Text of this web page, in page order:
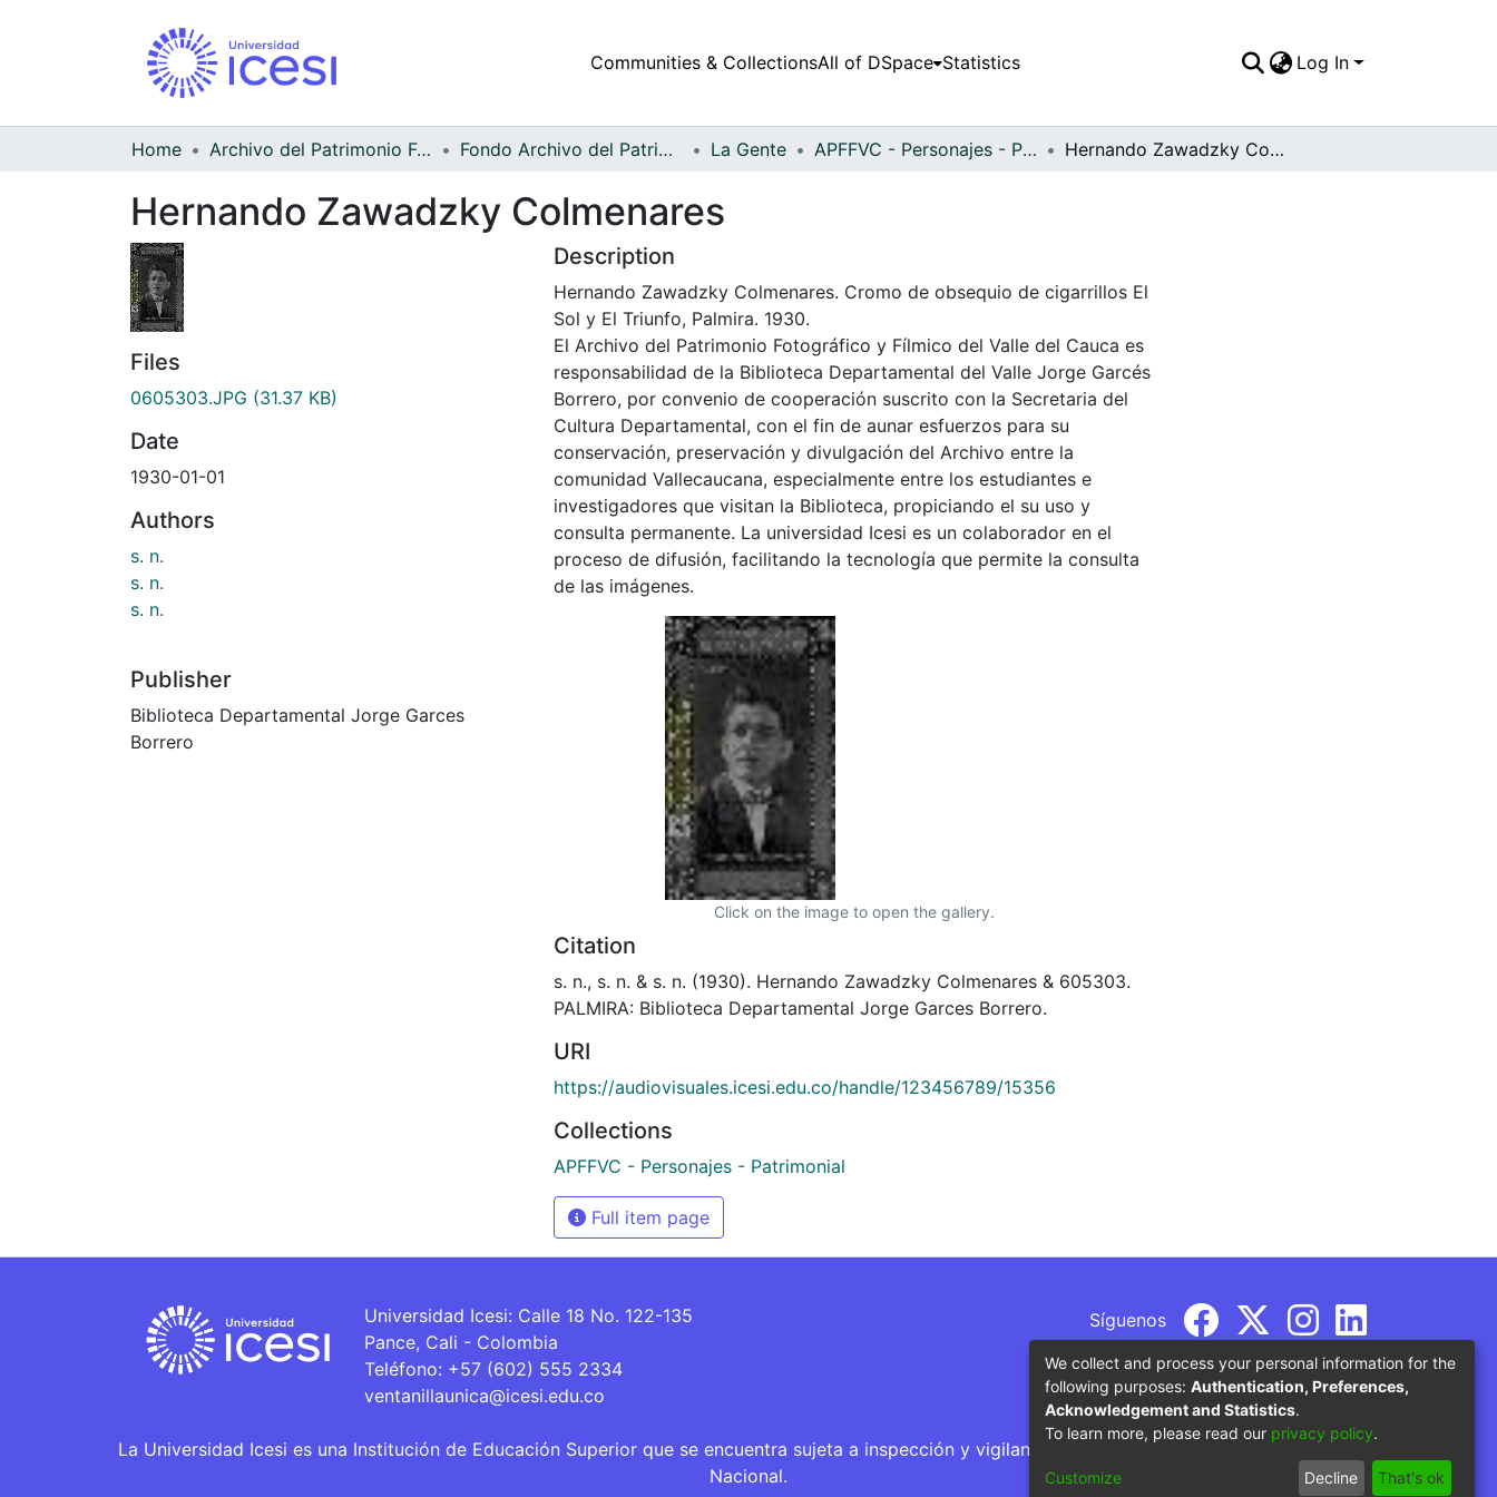
Communities & CollectionsAll of DSpace Statistics Log In
Home Archivo del Patrimonio Fotográfico y Fílmico del Valle del Cauca Fondo Archivo del Patrimonio Fotográfico y Fílmico del Valle del Cauca La Gente APFFVC - Personajes - Patrimonial Hernando Zawadzky Colmenares
Hernando Zawadzky Colmenares
Files
0605303.JPG (31.37 KB)
Date
1930-01-01
Authors
s. n.
s. n.
s. n.
Publisher
Biblioteca Departamental Jorge Garces
Borrero
Description
Hernando Zawadzky Colmenares. Cromo de obsequio de cigarrillos El
Sol y El Triunfo, Palmira. 1930.
El Archivo del Patrimonio Fotográfico y Fílmico del Valle del Cauca es
responsabilidad de la Biblioteca Departamental del Valle Jorge Garcés
Borrero, por convenio de cooperación suscrito con la Secretaria del
Cultura Departamental, con el fin de aunar esfuerzos para su
conservación, preservación y divulgación del Archivo entre la
comunidad Vallecaucana, especialmente entre los estudiantes e
investigadores que visitan la Biblioteca, propiciando el su uso y
consulta permanente. La universidad Icesi es un colaborador en el
proceso de difusión, facilitando la tecnología que permite la consulta
de las imágenes.
Click on the image to open the gallery.
Citation
s. n., s. n. & s. n. (1930). Hernando Zawadzky Colmenares & 605303.
PALMIRA: Biblioteca Departamental Jorge Garces Borrero.
URI
https://audiovisuales.icesi.edu.co/handle/123456789/15356
Collections
APFFVC - Personajes - Patrimonial
Full item page
Universidad Icesi: Calle 18 No. 122-135
Pance, Cali - Colombia
Teléfono: +57 (602) 555 2334
ventanillaunica@icesi.edu.co
Síguenos
La Universidad Icesi es una Institución de Educación Superior que se encuentra sujeta a inspección y vigilancia por parte del Ministerio de Educación
Nacional.
We collect and process your personal information for the
following purposes: Authentication, Preferences,
Acknowledgement and Statistics.
To learn more, please read our privacy policy.
Customize Decline That's ok